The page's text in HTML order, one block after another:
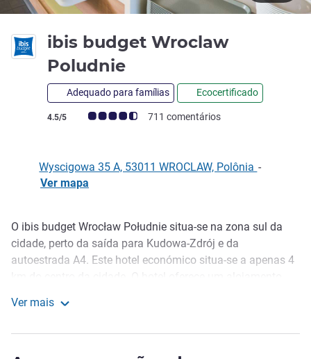
ibis budget Wroclaw
Poludnie
Adequado para famílias Ecocertificado
Nota clientes Avis (Classificação ALL)
4.5/5 711 comentários
Wyscigowa 35 A, 53011 WROCLAW, Polônia -
Ver mapa
Descrição
O ibis budget Wrocław Południe situa-se na zona sul da
cidade, perto da saída para Kudowa-Zdrój e da
autoestrada A4. Este hotel económico situa-se a apenas 4
equipados com WIFI e ar condicionado. A paisagem verde
Ver mais